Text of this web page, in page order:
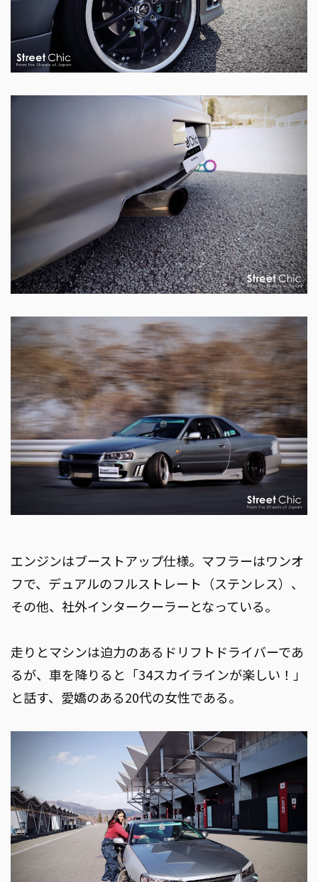
エンジンはブーストアップ仕様。マフラーはワンオ
フで、デュアルのフルストレート（ステンレス）、
その他、社外インタークーラーとなっている。
走りとマシンは迫力のあるドリフトドライバーであ
るが、車を降りると「34スカイラインが楽しい！」
と話す、愛嬌のある20代の女性である。